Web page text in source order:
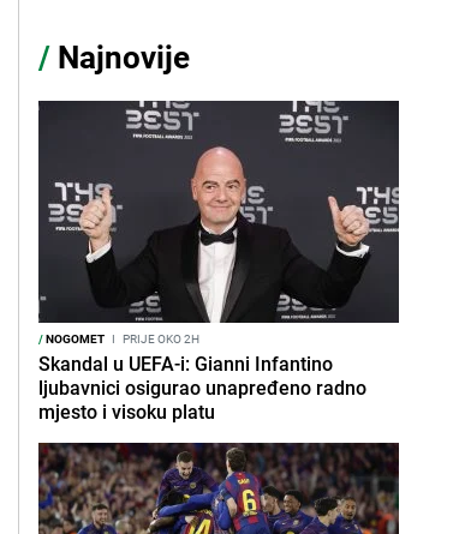
/ Najnovije
/NOGOMET I PRIJE OKO 2H
Skandal u UEFA-i: Gianni Infantino
ljubavnici osigurao unapređeno radno
mjesto i visoku platu